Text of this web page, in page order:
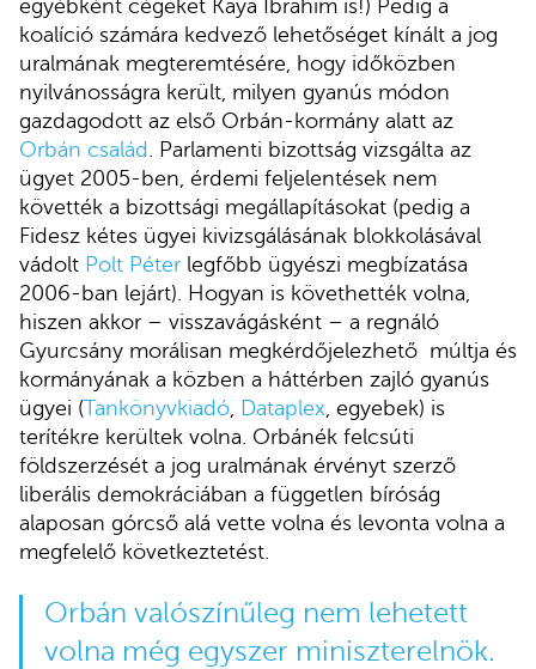
egyébként cégeket Kaya Ibrahim is!) Pedig a
koalíció számára kedvező lehetőséget kínált a jog
uralmának megteremtésére, hogy időközben
nyilvánosságra került, milyen gyanús módon
gazdagodott az első Orbán-kormány alatt az
Orbán család . Parlamenti bizottság vizsgálta az
ügyet 2005-ben, érdemi feljelentések nem
követték a bizottsági megállapításokat (pedig a
Fidesz kétes ügyei kivizsgálásának blokkolásával
vádolt Polt Péter legfőbb ügyészi megbízatása
2006-ban lejárt). Hogyan is követhették volna,
hiszen akkor – visszavágásként – a regnáló
Gyurcsány morálisan megkérdőjelezhető múltja és
kormányának a közben a háttérben zajló gyanús
ügyei (Tankönyvkiadó Dataplex , egyebek) is
terítékre kerültek volna. Orbánék felcsúti
földszerzését a jog uralmának érvényt szerző
liberális demokráciában a független bíróság
alaposan górcső alá vette volna és levonta volna a
megfelelő következtetést.
Orbán valószínűleg nem lehetett
volna még egyszer miniszterelnök.